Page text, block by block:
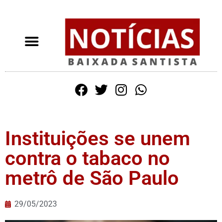
Instituições se unem
contra o tabaco no
metrô de São Paulo
29/05/2023